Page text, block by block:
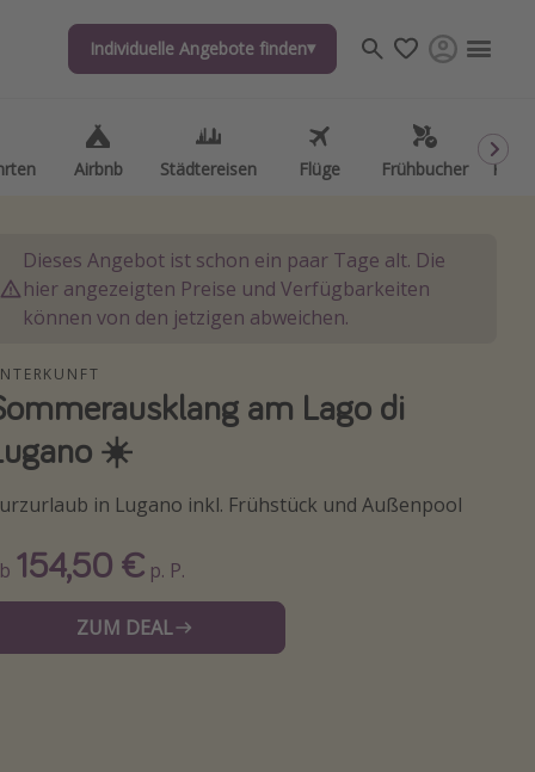
Individuelle Angebote finden
Airbnb Städtereisen Flüge Frühbucher
Individuelle Angebote finden
Airbnb Städtereisen Flüge Frühbucher
Dieses Angebot ist schon ein paar Tage alt. Die
hier angezeigten Preise und Verfügbarkeiten
können von den jetzigen abweichen.
am Lago di
☀️
in Lugano inkl. Frühstück und Außenpool
154,50 € p. P.
ZUM DEAL